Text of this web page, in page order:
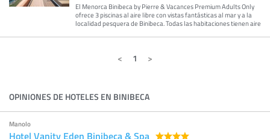
El Menorca Binibeca by Pierre & Vacances Premium Adults Only
ofrece 3 piscinas al aire libre con vistas fantásticas al mar y a la
localidad pesquera de Binibeca. Todas las habitaciones tienen aire
1
OPINIONES DE HOTELES EN BINIBECA
Manolo
Hotel Vanity Eden Binibeca & Spa